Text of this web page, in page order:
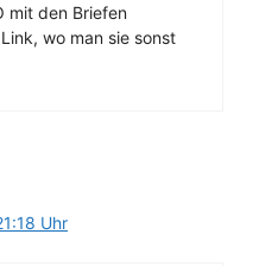
mit den Briefen
wo man sie sonst
Uhr